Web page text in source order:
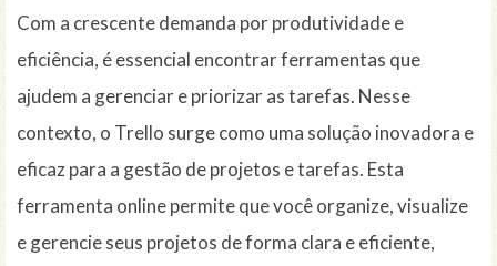
Com a crescente demanda por produtividade e
eficiência, é essencial encontrar ferramentas que
ajudem a gerenciar e priorizar as tarefas. Nesse
contexto, o Trello surge como uma solução inovadora e
eficaz para a gestão de projetos e tarefas. Esta
ferramenta online permite que você organize, visualize
e gerencie seus projetos de forma clara e eficiente,